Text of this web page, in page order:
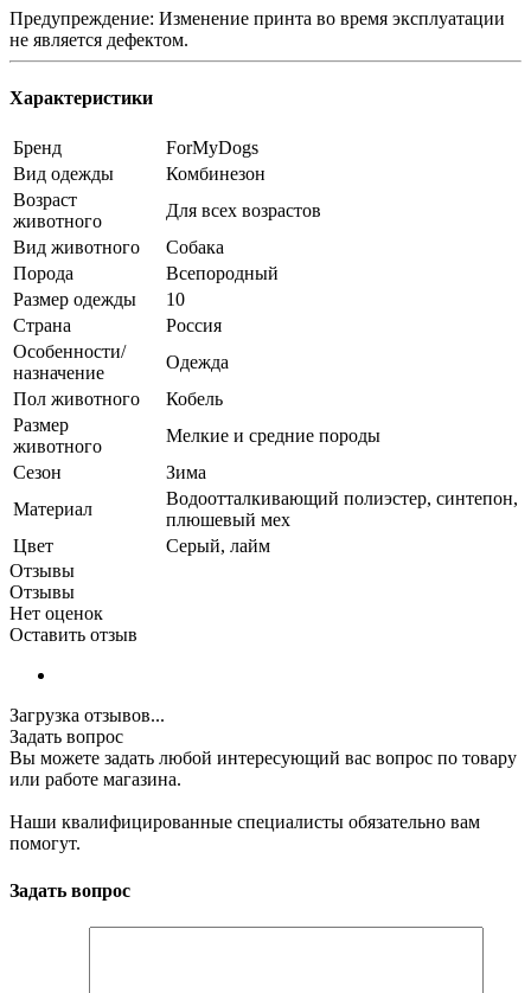
Предупреждение: Изменение принта во время эксплуатации
не является дефектом.
Характеристики
Бренд
ForMyDogs
Вид одежды
Комбинезон
Возраст
животного
Для всех возрастов
Вид животного
Собака
Порода
Всепородный
Размер одежды
10
Страна
Россия
Особенности/
назначение
Одежда
Пол животного
Кобель
Размер
животного
Мелкие и средние породы
Сезон
Зима
Материал
Водоотталкивающий полиэстер, синтепон,
плюшевый мех
Цвет
Серый, лайм
Отзывы
Отзывы
Нет оценок
Оставить отзыв
Загрузка отзывов...
Задать вопрос
Вы можете задать любой интересующий вас вопрос по товару
или работе магазина.
Наши квалифицированные специалисты обязательно вам
помогут.
Задать вопрос